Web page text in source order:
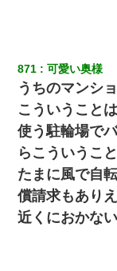
871 可愛い奥様
うちのマンシ
こういうこと
使う駐輪場で
らこういうこ
たまに風で自
償請求もあり
近くにおかな